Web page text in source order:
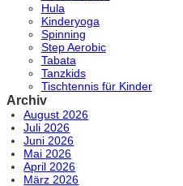
Hula
Kinderyoga
Spinning
Step Aerobic
Tabata
Tanzkids
Tischtennis für Kinder
Archiv
August 2026
Juli 2026
Juni 2026
Mai 2026
April 2026
März 2026